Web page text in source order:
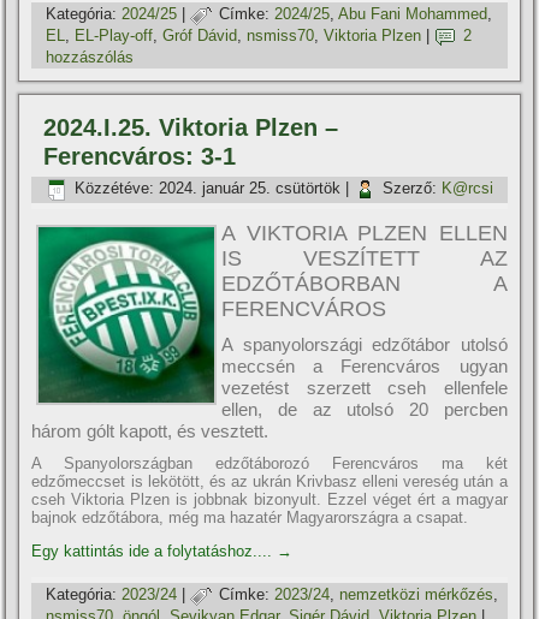
Kategória: 2024/25 Címke: 2024/25 ,Abu Fani Mohammed
EL
EL-Play-off ,Gróf Dávid nsmiss70 ,Viktoria Plzen
2
hozzászólás
2024.I.25. Viktoria Plzen –
Ferencváros: 3-1
Közzétéve: 2024. január 25. csütörtök Szerző: K@rcsi
A VIKTORIA PLZEN ELLEN
IS VESZÍTETT AZ
EDZŐTÁBORBAN A
FERENCVÁROS
A spanyolországi edzőtábor utolsó
meccsén a Ferencváros ugyan
vezetést szerzett cseh ellenfele
ellen, de az utolsó 20 percben
három gólt kapott, és vesztett.
A Spanyolországban edzőtáborozó Ferencváros ma két
edzőmeccset is lekötött, és az ukrán Krivbasz elleni vereség után a
cseh Viktoria Plzen is jobbnak bizonyult. Ezzel véget ért a magyar
bajnok edzőtábora, még ma hazatér Magyarországra a csapat.
Egy kattintás ide a folytatáshoz....
→
Kategória: 2023/24 Címke: 2023/24 nemzetközi mérkőzés